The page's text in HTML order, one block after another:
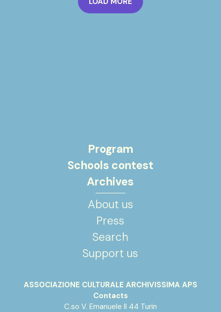
Program
Schools contest
Archives
About us
Press
Search
Support us
ASSOCIAZIONE CULTURALE ARCHIVISSIMA APS
Contacts
C.so V. Emanuele II 44 Turin